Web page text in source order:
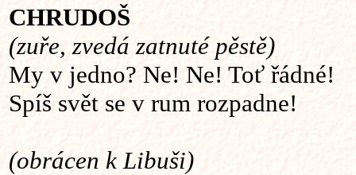
CHRUDOŠ
(zuře, zvedá zatnuté pěstě)
My v jedno? Ne! Ne! Toť řádné!
Spíš svět se v rum rozpadne!
(obrácen k Libuši)